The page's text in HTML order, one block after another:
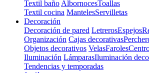
Textil baño AlbornocesToallas
Textil cocina MantelesServilletas
Decoración
Decoración de pared LetrerosEspejos
Organización Cajas decorativas
Objetos decorativos VelasFaroles
Iluminación LámparasIluminación
Tendencias y temporadas